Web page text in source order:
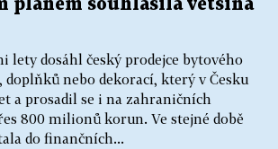
plánem souhlasila většina
lety dosáhl český prodejce bytového
nebo dekorací, který v Česku
a prosadil se i na zahraničních
800 milionů korun. Ve stejné době
do finančních...